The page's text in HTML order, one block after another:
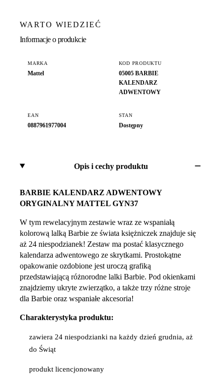
WARTO WIEDZIEĆ
Informacje o produkcie
MARKA
Mattel
KOD PRODUKTU
05005 BARBIE
KALENDARZ
ADWENTOWY
EAN
0887961977004
STAN
Dostępny
Opis i cechy produktu
BARBIE KALENDARZ ADWENTOWY
ORYGINALNY MATTEL GYN37
W tym rewelacyjnym zestawie wraz ze wspaniałą
kolorową lalką Barbie ze świata księżniczek znajduje się
aż 24 niespodzianek! Zestaw ma postać klasycznego
kalendarza adwentowego ze skrytkami. Prostokątne
opakowanie ozdobione jest uroczą grafiką
przedstawiającą różnorodne lalki Barbie. Pod okienkami
znajdziemy ukryte zwierzątko, a także trzy różne stroje
dla Barbie oraz wspaniałe akcesoria!
Charakterystyka produktu:
zawiera 24 niespodzianki na każdy dzień grudnia, aż
do Świąt
produkt licencjonowany